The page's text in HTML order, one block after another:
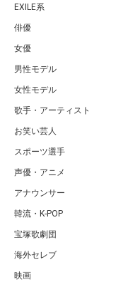
EXILE系
俳優
女優
男性モデル
女性モデル
歌手・アーティスト
お笑い芸人
スポーツ選手
声優・アニメ
アナウンサー
韓流・K-POP
宝塚歌劇団
海外セレブ
映画